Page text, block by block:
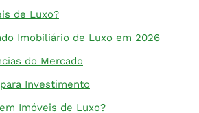
de Luxo?
Imobiliário de Luxo em 2026
do Mercado
Investimento
Imóveis de Luxo?